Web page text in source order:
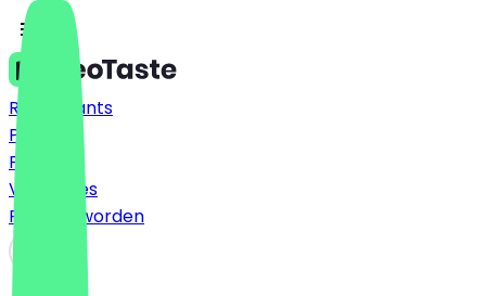
Restaurants
Prijzen
FAQ
Vacatures
Partner worden